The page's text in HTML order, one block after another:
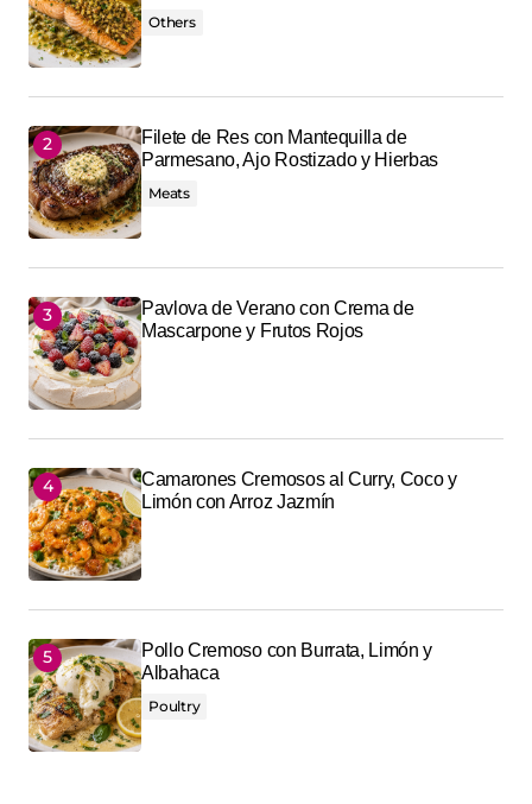
Others
Filete de Res con Mantequilla de
Parmesano, Ajo Rostizado y Hierbas
Meats
Pavlova de Verano con Crema de
Mascarpone y Frutos Rojos
Camarones Cremosos al Curry, Coco y
Limón con Arroz Jazmín
Pollo Cremoso con Burrata, Limón y
Albahaca
Poultry